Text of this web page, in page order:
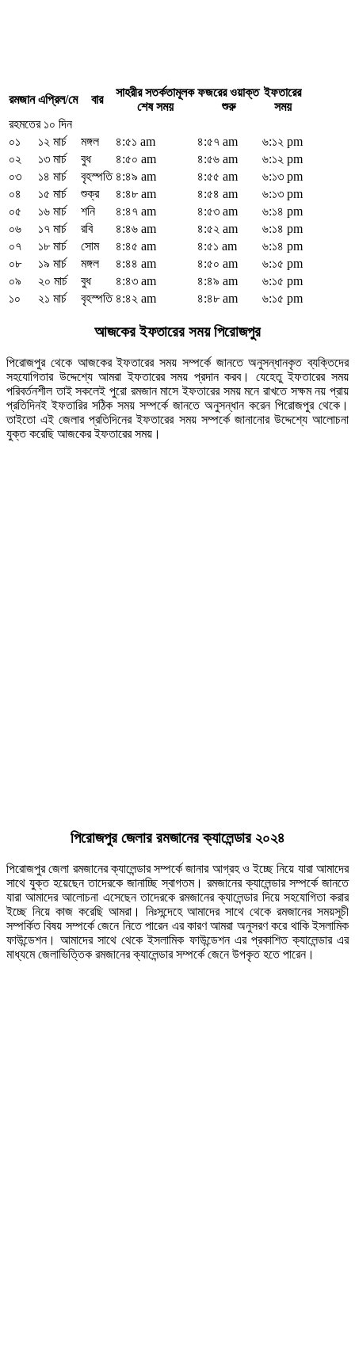
রমজান এপ্রিল/মে বার
সাহরীর সতর্কতামূলক
শেষ সময়
ফজরের ওয়াক্ত
শুরু
ইফতারের
সময়
রহমতের ১০ দিন
০১
১২ মার্চ মঙ্গল ৪:৫১ am ৪:৫৭ am
৬:১২ pm
০২
১৩ মার্চ বুধ ৪:৫০ am ৪:৫৬ am
৬:১২ pm
০৩
১৪ মার্চ বৃহস্পতি ৪:৪৯ am ৪:৫৫ am
৬:১৩ pm
০৪
১৫ মার্চ শুক্র ৪:৪৮ am ৪:৫৪ am
৬:১৩ pm
০৫
১৬ মার্চ শনি ৪:৪৭ am ৪:৫৩ am
৬:১৪ pm
০৬
১৭ মার্চ রবি ৪:৪৬ am ৪:৫২ am
৬:১৪ pm
০৭
১৮ মার্চ সোম ৪:৪৫ am ৪:৫১ am
৬:১৪ pm
০৮
১৯ মার্চ মঙ্গল ৪:৪৪ am ৪:৫০ am
৬:১৫ pm
০৯
২০ মার্চ বুধ ৪:৪৩ am ৪:৪৯ am
৬:১৫ pm
১০
২১ মার্চ বৃহস্পতি ৪:৪২ am ৪:৪৮ am ৬:১৫ pm
আজকের ইফতারের সময় পিরোজপুর
পিরোজপুর থেকে আজকের ইফতারের সময় সম্পর্কে জানতে অনুসন্ধানকৃত ব্যক্তিদের
সহযোগিতার উদ্দেশ্যে আমরা ইফতারের সময় প্রদান করব। যেহেতু ইফতারের সময়
পরিবর্তনশীল তাই সকলেই পুরো রমজান মাসে ইফতারের সময় মনে রাখতে সক্ষম নয় প্রায়
প্রতিদিনই ইফতারির সঠিক সময় সম্পর্কে জানতে অনুসন্ধান করেন পিরোজপুর থেকে।
তাইতো এই জেলার প্রতিদিনের ইফতারের সময় সম্পর্কে জানানোর উদ্দেশ্যে আলোচনা
যুক্ত করেছি আজকের ইফতারের সময়।
পিরোজপুর জেলার রমজানের ক্যালেন্ডার ২০২৪
পিরোজপুর জেলা রমজানের ক্যালেন্ডার সম্পর্কে জানার আগ্রহ ও ইচ্ছে নিয়ে যারা আমাদের
সাথে যুক্ত হয়েছেন তাদেরকে জানাচ্ছি স্বাগতম। রমজানের ক্যালেন্ডার সম্পর্কে জানতে
যারা আমাদের আলোচনা এসেছেন তাদেরকে রমজানের ক্যালেন্ডার দিয়ে সহযোগিতা করার
ইচ্ছে নিয়ে কাজ করেছি আমরা। নিঃসন্দেহে আমাদের সাথে থেকে রমজানের সময়সূচী
সম্পর্কিত বিষয় সম্পর্কে জেনে নিতে পারেন এর কারণ আমরা অনুসরণ করে থাকি ইসলামিক
ফাউন্ডেশন। আমাদের সাথে থেকে ইসলামিক ফাউন্ডেশন এর প্রকাশিত ক্যালেন্ডার এর
মাধ্যমে জেলাভিত্তিক রমজানের ক্যালেন্ডার সম্পর্কে জেনে উপকৃত হতে পারেন।